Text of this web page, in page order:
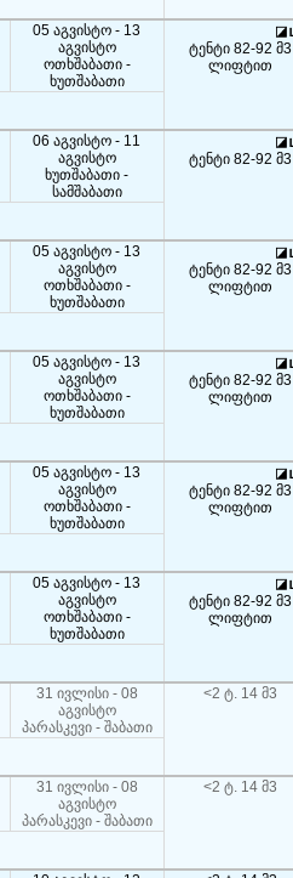
05 აგვისტო - 13
აგვისტო
ოთხშაბათი -
ხუთშაბათი
ტენტი 82-92 მ3
ლიფტით
06 აგვისტო - 11
აგვისტო
ხუთშაბათი -
სამშაბათი
ტენტი 82-92 მ3
05 აგვისტო - 13
აგვისტო
ოთხშაბათი -
ხუთშაბათი
ტენტი 82-92 მ3
ლიფტით
05 აგვისტო - 13
აგვისტო
ოთხშაბათი -
ხუთშაბათი
ტენტი 82-92 მ3
ლიფტით
05 აგვისტო - 13
აგვისტო
ოთხშაბათი -
ხუთშაბათი
ტენტი 82-92 მ3
ლიფტით
05 აგვისტო - 13
აგვისტო
ოთხშაბათი -
ხუთშაბათი
ტენტი 82-92 მ3
ლიფტით
31 ივლისი - 08
აგვისტო
პარასკევი - შაბათი
<2 ტ. 14 მ3
31 ივლისი - 08
აგვისტო
პარასკევი - შაბათი
<2 ტ. 14 მ3